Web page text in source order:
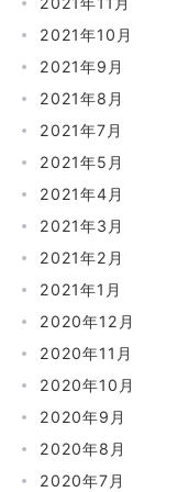
2021年10月
2021年9月
2021年8月
2021年7月
2021年5月
2021年4月
2021年3月
2021年2月
2021年1月
2020年12月
2020年11月
2020年10月
2020年9月
2020年8月
2020年7月